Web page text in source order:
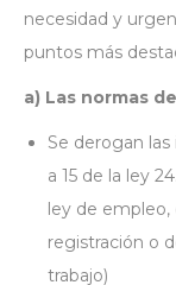
necesidad y
puntos más
a) Las normas
Se derogan
a 15 de la ley
ley de empleo,
registración o
trabajo)